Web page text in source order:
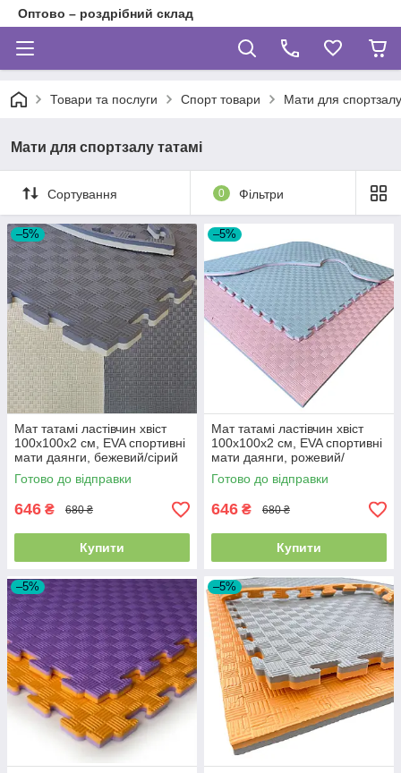
Оптово – роздрібний склад
Товари та послуги Спорт товари Мати для
Мати для спортзалу татамі
Сортування 0 Фільтри
–5%
Мат татамі ластівчин хвіст
100х100х2 см, EVA спортивні
мати даянги, бежевий/сірий
Готово до відправки
646 ₴ 680 ₴
Купити
–5%
Мат татамі ластівчин хвіст
100х100х2 см, EVA спортивні
мати даянги, рожевий/
блакитний
Готово до відправки
646 ₴ 680 ₴
Купити
–5% –5%